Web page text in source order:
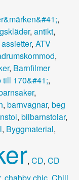
,
, antikt,
assietter, ATV
,
, Barnfilmer
till 170&#41;,
,
, barnvagnar, beg
, bilbarnstolar,
, Byggmaterial,
, CD, CD